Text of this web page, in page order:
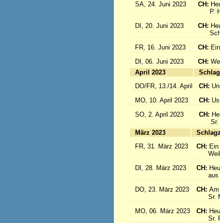
SA, 24. Juni 2023 CH:
P.
DI, 20. Juni 2023
CH:
FR, 16. Juni 2023
CH:
DI, 06. Juni 2023
CH:
April 2023
DO/FR, 13./14. April
CH:
MO, 10. April 2023
CH:
SO, 2. April 2023
CH:
Sr.
März 2023
FR, 31. März 2023
CH:
DI, 28. März 2023
CH:
aus
DO, 23. März 2023
CH:
Sr.
MO, 06. März 2023
CH:
Sr.